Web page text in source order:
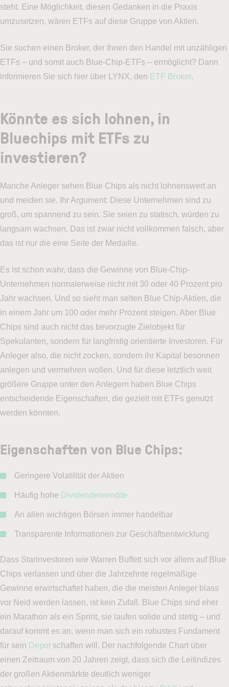
steht. Eine Möglichkeit, diesen Gedanken in die Praxis
umzusetzen, wären ETFs auf diese Gruppe von Aktien.
Sie suchen einen Broker, der Ihnen den Handel mit unzähligen
ETFs – und somit auch Blue-Chip-ETFs – ermöglicht? Dann
informieren Sie sich hier über LYNX, den ETF Broker.
Könnte es sich lohnen, in
Bluechips mit ETFs zu
investieren?
Manche Anleger sehen Blue Chips als nicht lohnenswert an
und meiden sie. Ihr Argument: Diese Unternehmen sind zu
groß, um spannend zu sein. Sie seien zu statisch, würden zu
langsam wachsen. Das ist zwar nicht vollkommen falsch, aber
das ist nur die eine Seite der Medaille.
Es ist schon wahr, dass die Gewinne von Blue-Chip-
Unternehmen normalerweise nicht mit 30 oder 40 Prozent pro
Jahr wachsen. Und so sieht man selten Blue Chip-Aktien, die
in einem Jahr um 100 oder mehr Prozent steigen. Aber Blue
Chips sind auch nicht das bevorzugte Zielobjekt für
Spekulanten, sondern für langfristig orientierte Investoren. Für
Anleger also, die nicht zocken, sondern ihr Kapital besonnen
anlegen und vermehren wollen. Und für diese letztlich weit
größere Gruppe unter den Anlegern haben Blue Chips
entscheidende Eigenschaften, die gezielt mit ETFs genutzt
werden könnten.
Eigenschaften von Blue Chips:
Geringere Volatilität der Aktien
Häufig hohe Dividendenrendite
An allen wichtigen Börsen immer handelbar
Transparente Informationen zur Geschäftsentwicklung
Dass Starinvestoren wie Warren Buffett sich vor allem auf Blue
Chips verlassen und über die Jahrzehnte regelmäßige
Gewinne erwirtschaftet haben, die die meisten Anleger blass
vor Neid werden lassen, ist kein Zufall. Blue Chips sind eher
ein Marathon als ein Sprint, sie laufen solide und stetig – und
darauf kommt es an, wenn man sich ein robustes Fundament
für sein Depot schaffen will. Der nachfolgende Chart über
einen Zeitraum von 20 Jahren zeigt, dass sich die Leitindizes
der großen Aktienmärkte deutlich weniger